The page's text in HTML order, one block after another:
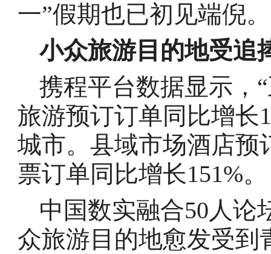
一”假期也已初见端倪。
小众旅游目的地受追
携程平台数据显示，
旅游预订订单同比增长
城市。县域市场酒店预
票订单同比增长151%。
中国数实融合50人论
众旅游目的地愈发受到